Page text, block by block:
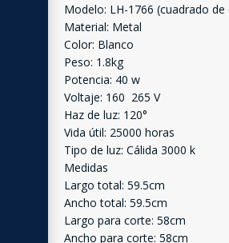
Modelo: LH-1766 (cuadrado
Material: Metal
Color: Blanco
Peso: 1.8kg
Potencia: 40 w
Voltaje: 160  265 V
Haz de luz: 120°
Vida útil: 25000 horas
Tipo de luz: Cálida 3000 k
Medidas
Largo total: 59.5cm
Ancho total: 59.5cm
Largo para corte: 58cm
Ancho para corte: 58cm